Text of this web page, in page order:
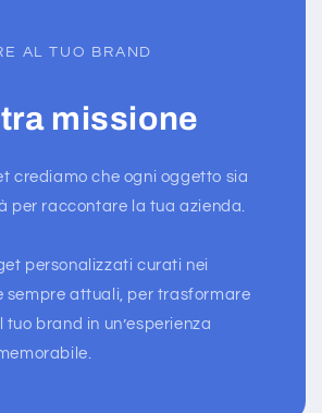
AL TUO BRAND
missione
crediamo che ogni oggetto sia
per raccontare la tua azienda.
personalizzati curati nei
sempre attuali, per trasformare
tuo brand in un’esperienza